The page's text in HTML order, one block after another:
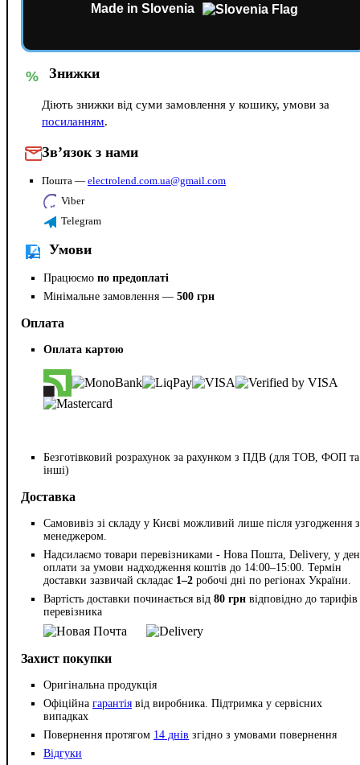
Made in Slovenia
% Знижки
Діють знижки від суми замовлення у кошику, умови за
посиланням.
Зв’язок з нами
Пошта — electrolend.com.ua@gmail.com
Viber
Telegram
Умови
Працюємо по предоплаті
Мінімальне замовлення — 500 грн
Оплата
Оплата картою
Безготівковий розрахунок за рахунком з ПДВ (для ТОВ, ФОП та
інші)
Доставка
Самовивіз зі складу у Києві можливий лише після узгодження з
менеджером.
Надсилаємо товари перевізниками - Нова Пошта, Delivery, у
оплати за умови надходження коштів до 14:00–15:00. Термін
доставки зазвичай складає 1–2 робочі дні по регіонах України.
Вартість доставки починається від 80 грн відповідно до тарифів
перевізника
Захист покупки
Оригінальна продукція
Офіційна гарантія від виробника. Підтримка у сервісних
випадках
Повернення протягом 14 днів згідно з умовами повернення
Відгуки